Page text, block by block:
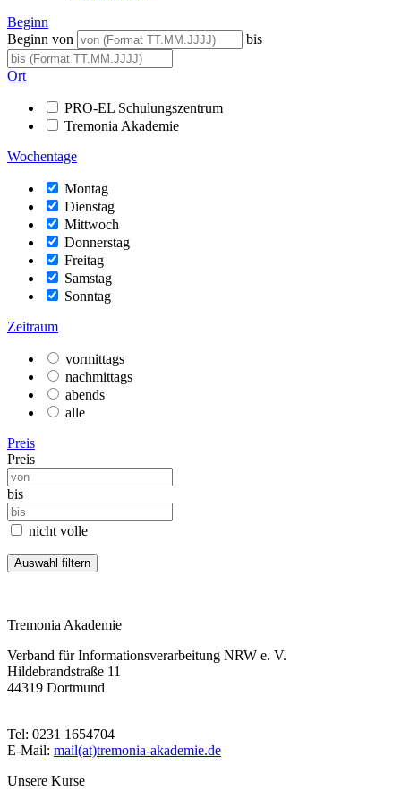
Beginn
Beginn von
bis
Ort
PRO-EL Schulungszentrum
Tremonia Akademie
Wochentage
Montag
Dienstag
Mittwoch
Donnerstag
Freitag
Samstag
Sonntag
Zeitraum
vormittags
nachmittags
abends
alle
Preis
Preis
bis
nicht volle
Tremonia Akademie
Verband für Informationsverarbeitung NRW e. V.
Hildebrandstraße 11
44319 Dortmund
Tel: 0231 1654704
E-Mail: mail(at)tremonia-akademie.de
Unsere Kurse